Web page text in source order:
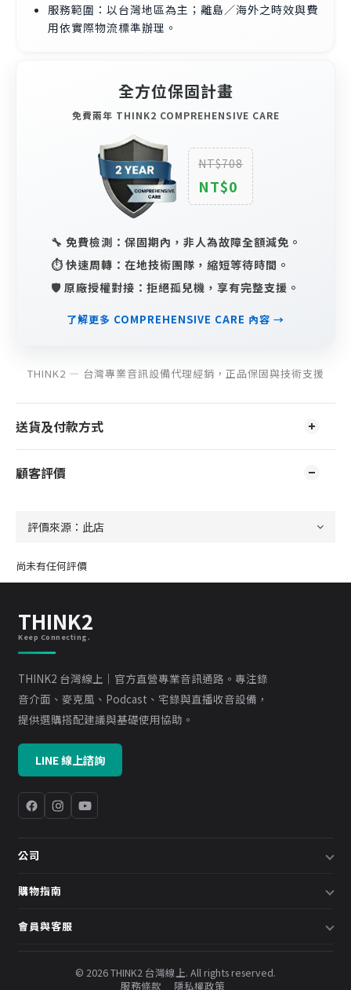
服務範圍：以台灣地區為主；離島／海外之時效與費
用依實際物流標準辦理。
全方位保固計畫
免費兩年 THINK2 COMPREHENSIVE CARE
NT$708
NT$0
🔧 免費檢測：保固期內，非人為故障全額減免。
⏱️ 快速周轉：在地技術團隊，縮短等待時間。
🛡️ 原廠授權對接：拒絕孤兒機，享有完整支援。
了解更多 COMPREHENSIVE CARE 內容 →
THINK2 — 台灣專業音訊設備代理經銷，正品保固與技術支援
送貨及付款方式
顧客評價
尚未有任何評價
THINK2
Keep Connecting.
THINK2 台灣線上｜官方直營專業音訊通路。專注錄
音介面、麥克風、Podcast、宅錄與直播收音設備，
提供選購搭配建議與基礎使用協助。
LINE 線上諮詢
公司
關於我們
預約諮詢
購物指南
配送說明
會員與客服
會員中心
© 2026 THINK2 台灣線上. All rights reserved.
服務條款
隱私權政策